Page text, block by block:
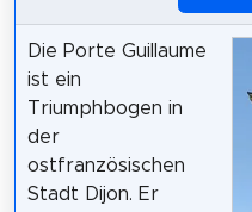
Die Porte Guillaume
ist ein
Triumphbogen in
der
ostfranzösischen
Stadt Dijon. Er